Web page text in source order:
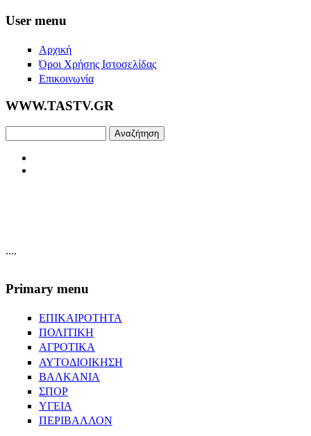
Skip to main content
User menu
Αρχική
Όροι Χρήσης Ιστοσελίδας
Επικοινωνία
WWW.TASTV.GR
....
Primary menu
ΕΠΙΚΑΙΡΟΤΗΤΑ
ΠΟΛΙΤΙΚΗ
ΑΓΡΟΤΙΚΑ
ΑΥΤΟΔΙΟΙΚΗΣΗ
ΒΑΛΚΑΝΙΑ
ΣΠΟΡ
ΥΓΕΙΑ
ΠΕΡΙΒΑΛΛΟΝ